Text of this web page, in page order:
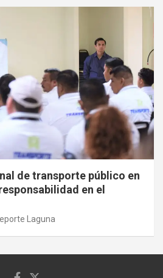
de transporte público en
en el
Laguna